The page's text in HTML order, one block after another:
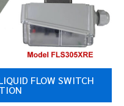
FLOW SWITCH